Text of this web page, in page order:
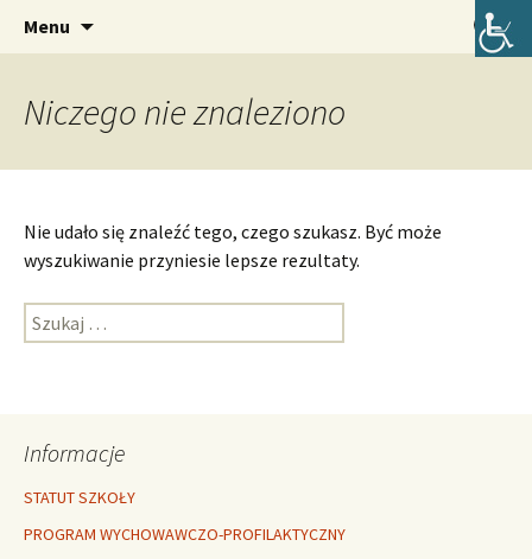
Szkoła Podstawowa im. Józefa
Lompy w Lubszy
Oficjalna strona internetowa szkoły.
Menu Szukaj:
Niczego nie znaleziono
Nie udało się znaleźć tego, czego szukasz. Być może
wyszukiwanie przyniesie lepsze rezultaty.
Szukaj:
Informacje
STATUT SZKOŁY
PROGRAM WYCHOWAWCZO-PROFILAKTYCZNY